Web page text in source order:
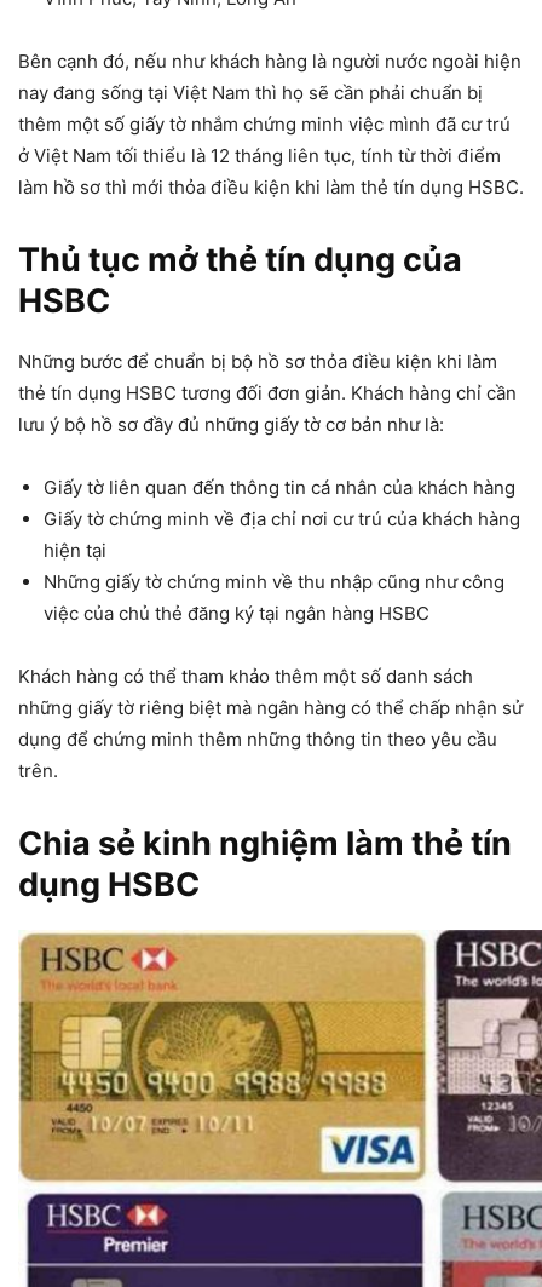
Bên cạnh đó, nếu như khách hàng là người nước ngoài hiện
nay đang sống tại Việt Nam thì họ sẽ cần phải chuẩn bị
thêm một số giấy tờ nhắm chứng minh việc mình đã cư trú
ở Việt Nam tối thiểu là 12 tháng liên tục, tính từ thời điểm
làm hồ sơ thì mới thỏa điều kiện khi làm thẻ tín dụng HSBC.
Thủ tục mở thẻ tín dụng của
HSBC
Những bước để chuẩn bị bộ hồ sơ thỏa điều kiện khi làm
thẻ tín dụng HSBC tương đối đơn giản. Khách hàng chỉ cần
lưu ý bộ hồ sơ đầy đủ những giấy tờ cơ bản như là:
Giấy tờ liên quan đến thông tin cá nhân của khách hàng
Giấy tờ chứng minh về địa chỉ nơi cư trú của khách hàng
hiện tại
Những giấy tờ chứng minh về thu nhập cũng như công
việc của chủ thẻ đăng ký tại ngân hàng HSBC
Khách hàng có thể tham khảo thêm một số danh sách
những giấy tờ riêng biệt mà ngân hàng có thể chấp nhận sử
dụng để chứng minh thêm những thông tin theo yêu cầu
trên.
Chia sẻ kinh nghiệm làm thẻ tín
dụng HSBC